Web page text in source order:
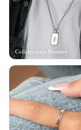
Collares para Hombre